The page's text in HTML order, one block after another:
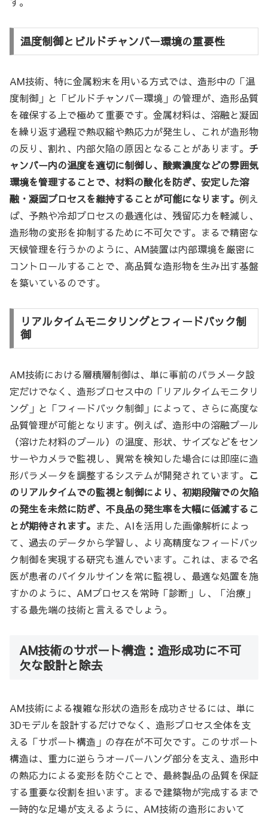
温度制御とビルドチャンバー環境の重要性
AM技術、特に金属粉末を用いる方式では、造形中の「温
度制御」と「ビルドチャンバー環境」の管理が、造形品質
を確保する上で極めて重要です。金属材料は、溶融と凝固
を繰り返す過程で熱収縮や熱応力が発生し、これが造形物
の反り、割れ、内部欠陥の原因となることがあります。 チ
ャンバー内の温度を適切に制御し、酸素濃度などの雰囲気
環境を管理することで、材料の酸化を防ぎ、安定した溶
融・凝固プロセスを維持することが可能になります。 例え
ば、予熱や冷却プロセスの最適化は、残留応力を軽減し、
造形物の変形を抑制するために不可欠です。まるで精密な
天候管理を行うかのように、AM装置は内部環境を厳密に
コントロールすることで、高品質な造形物を生み出す基盤
を築いているのです。
リアルタイムモニタリングとフィードバック制
御
AM技術における層積層制御は、単に事前のパラメータ設
定だけでなく、造形プロセス中の「リアルタイムモニタリ
ング」と「フィードバック制御」によって、さらに高度な
品質管理が可能となります。例えば、造形中の溶融プール
（溶けた材料のプール）の温度、形状、サイズなどをセン
サーやカメラで監視し、異常を検知した場合には即座に造
形パラメータを調整するシステムが開発されています。 こ
のリアルタイムでの監視と制御により、初期段階での欠陥
の発生を未然に防ぎ、不良品の発生率を大幅に低減するこ
とが期待されます。 また、AIを活用した画像解析によっ
て、過去のデータから学習し、より高精度なフィードバッ
ク制御を実現する研究も進んでいます。これは、まるで名
医が患者のバイタルサインを常に監視し、最適な処置を施
すかのように、AMプロセスを常時「診断」し、「治療」
する最先端の技術と言えるでしょう。
AM技術のサポート構造：造形成功に不可
欠な設計と除去
AM技術による複雑な形状の造形を成功させるには、単に
3Dモデルを設計するだけでなく、造形プロセス全体を支
える「サポート構造」の存在が不可欠です。このサポート
構造は、重力に逆らうオーバーハング部分を支え、造形中
の熱応力による変形を防ぐことで、最終製品の品質を保証
する重要な役割を担います。まるで建築物が完成するまで
一時的な足場が支えるように、AM技術の造形において